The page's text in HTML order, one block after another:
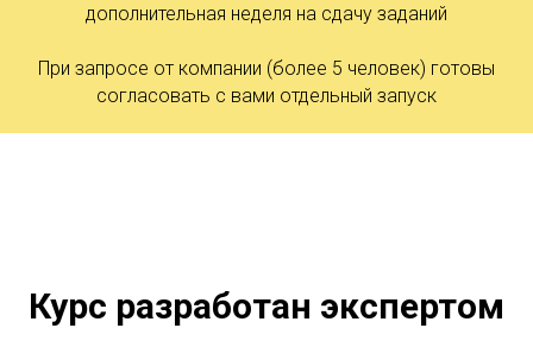
дополнительная неделя на сдачу заданий
При запросе от компании (более 5 человек) готовы
согласовать с вами отдельный запуск
Курс разработан экспертом